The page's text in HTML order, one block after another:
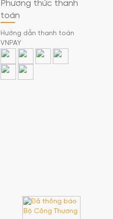
Phương thức thanh
toán
Hướng dẫn thanh toán
VNPAY